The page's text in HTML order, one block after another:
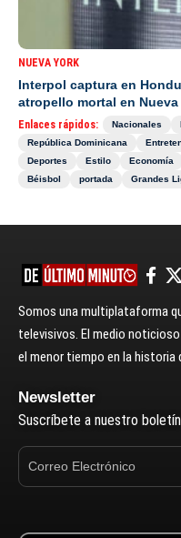
NUEVA YORK
Interpol captura en
atropello mortal en Nueva
Enlaces rápidos: Nacionales
República Dominicana
Deportes
Estilo Economía
Béisbol
portada Grandes
Somos una multiplataforma
televisivos. El medio
el menor tiempo en la historia
Newsletter
Suscríbete a nuestro